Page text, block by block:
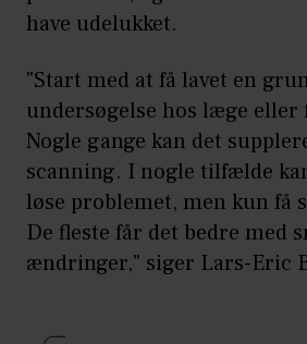
have udelukket.
"Start med at få lavet en
undersøgelse hos læge eller
Nogle gange kan det
scanning. I nogle tilfælde
løse problemet, men kun få
De fleste får det bedre med
ændringer," siger Lars-Eric